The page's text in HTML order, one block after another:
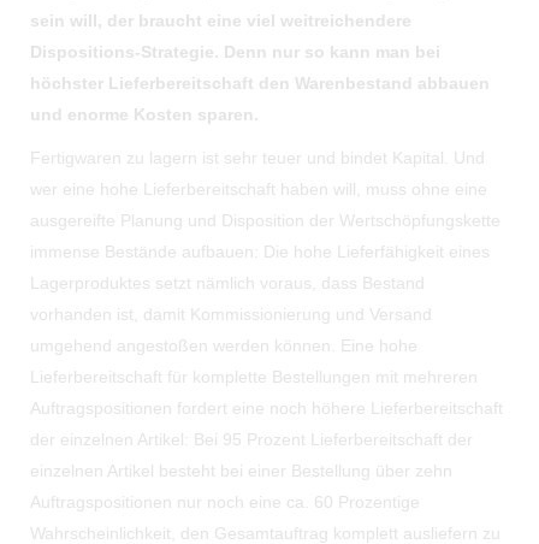
sein will, der braucht eine viel weitreichendere
Dispositions-Strategie. Denn nur so kann man bei
höchster Lieferbereitschaft den Warenbestand abbauen
und enorme Kosten sparen.
Fertigwaren zu lagern ist sehr teuer und bindet Kapital. Und
wer eine hohe Lieferbereitschaft haben will, muss ohne eine
ausgereifte Planung und Disposition der Wertschöpfungskette
immense Bestände aufbauen: Die hohe Lieferfähigkeit eines
Lagerproduktes setzt nämlich voraus, dass Bestand
vorhanden ist, damit Kommissionierung und Versand
umgehend angestoßen werden können. Eine hohe
Lieferbereitschaft für komplette Bestellungen mit mehreren
Auftragspositionen fordert eine noch höhere Lieferbereitschaft
der einzelnen Artikel: Bei 95 Prozent Lieferbereitschaft der
einzelnen Artikel besteht bei einer Bestellung über zehn
Auftragspositionen nur noch eine ca. 60 Prozentige
Wahrscheinlichkeit, den Gesamtauftrag komplett ausliefern zu